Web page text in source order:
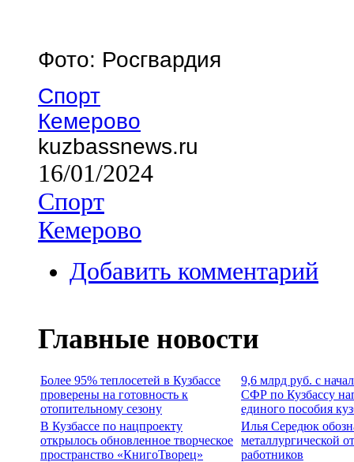
Фото: Росгвардия
Спорт
Кемерово
kuzbassnews.ru
16/01/2024
Спорт
Кемерово
Добавить комментарий
Главные новости
Более 95% теплосетей в Кузбассе
проверены на готовность к
отопительному сезону
9,6 млрд руб. с
СФР по Кузбассу
единого пособия
В Кузбассе по нацпроекту
открылось обновленное творческое
пространство «КнигоТворец»
Илья Середюк
металлургической
работников